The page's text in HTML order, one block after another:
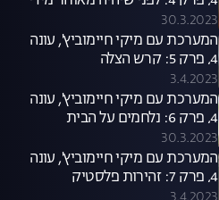
30.3.2023
המערכת עם מיקי חיימוביץ', עונה
4, פרק 5: קרש הצלה
3.4.2023
המערכת עם מיקי חיימוביץ', עונה
4, פרק 6: נלחמים על הבית
30.3.2023
המערכת עם מיקי חיימוביץ', עונה
4, פרק 7: זהירות פלסטיק